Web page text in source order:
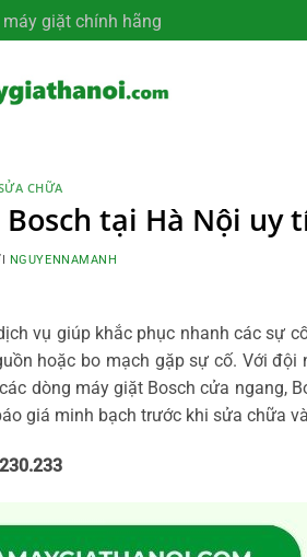
giặt chính hãng
CHỮA
tại Hà Nội uy
NGUYENNAMANH
vụ giúp khắc phục nhanh các sự
hoặc bo mạch gặp sự cố. Với
dòng máy giặt Bosch cửa ngang,
giá minh bạch trước khi sửa chữa